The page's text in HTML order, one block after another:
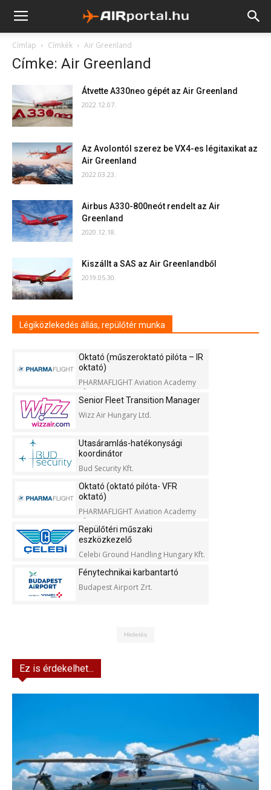
Címlap Címkék Air Greenland
Címke: Air Greenland
Átvette A330neo gépét az Air Greenland
2022.12.07.
Az Avolontól szerez be VX4-es légitaxikat az
Air Greenland
2022.03.23.
Airbus A330-800neót rendelt az Air
Greenland
2020.12.18.
Kiszállt a SAS az Air Greenlandből
2019.05.30.
Légiközlekedés állás, repülőtér munka
Oktató (műszeroktató pilóta – IR
oktató)
PHARMAFLIGHT Aviation Academy
Kft.
Senior Fleet Transition Manager
Wizz Air Hungary Ltd.
Utasáramlás-hatékonysági
koordinátor
Bud Security Kft.
Oktató (oktató pilóta- VFR
oktató)
PHARMAFLIGHT Aviation Academy
Kft.
Repülőtéri műszaki
eszközkezelő
Celebi Ground Handling Hungary Kft.
Fénytechnikai karbantartó
Budapest Airport Zrt.
Hirdetés
Ez is érdekelhet...